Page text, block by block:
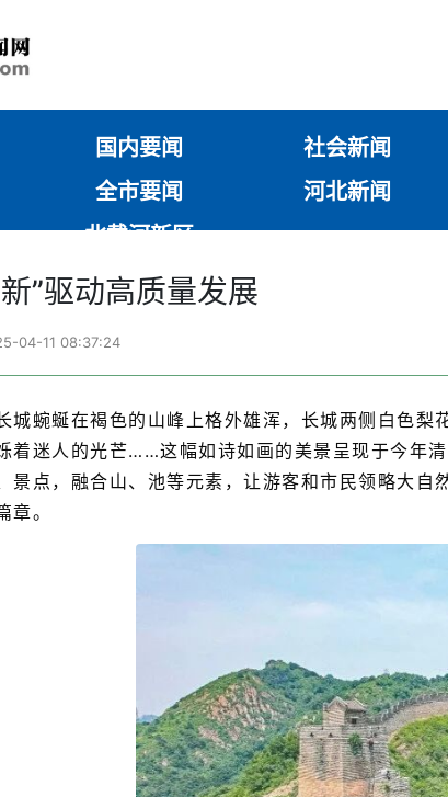
国内要闻 社会新闻
全市要闻 河北新闻
北戴河新区
”驱动高质量发展
04-11 08:37:24
城蜿蜒在褐色的山峰上格外雄浑，长城两侧白色
着迷人的光芒……这幅如诗如画的美景呈现于今年
景点，融合山、池等元素，让游客和市民领略大
章。